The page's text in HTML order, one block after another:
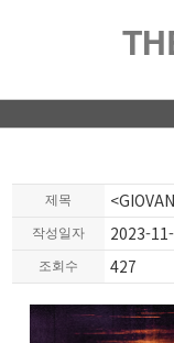
제목
작성일자 2023-
조회수 427